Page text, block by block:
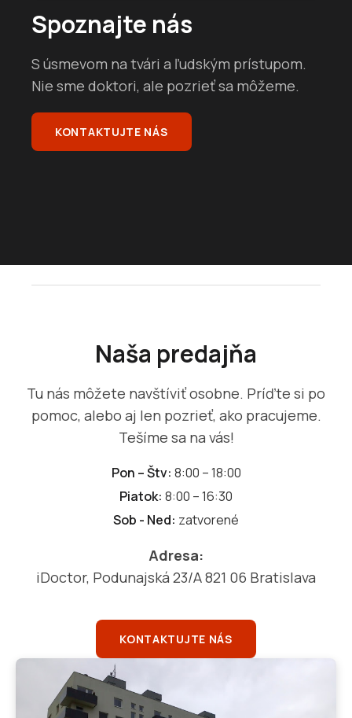
Spoznajte nás
S úsmevom na tvári a ľudským prístupom.
Nie sme doktori, ale pozrieť sa môžeme.
KONTAKTUJTE NÁS
Naša predajňa
Tu nás môžete navštíviť osobne. Príďte si po
pomoc, alebo aj len pozrieť, ako pracujeme.
Tešíme sa na vás!
Pon – Štv: 8:00 – 18:00
Piatok: 8:00 – 16:30
Sob - Ned: zatvorené
Adresa:
iDoctor, Podunajská 23/A 821 06 Bratislava
KONTAKTUJTE NÁS